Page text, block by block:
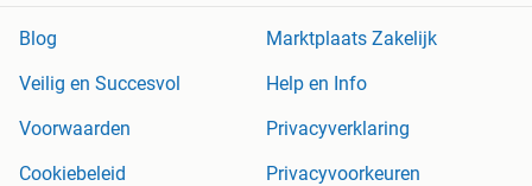
Blog
Marktplaats Zakelijk
Veilig en Succesvol
Help en Info
Voorwaarden
Privacyverklaring
Cookiebeleid
Privacyvoorkeuren